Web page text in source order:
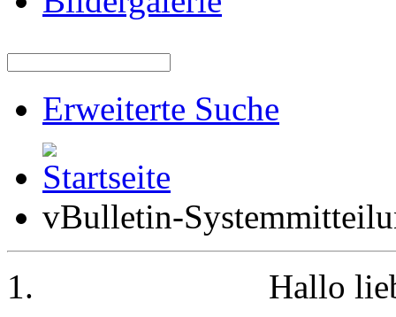
Erweiterte Suche
vBulletin-
Hallo